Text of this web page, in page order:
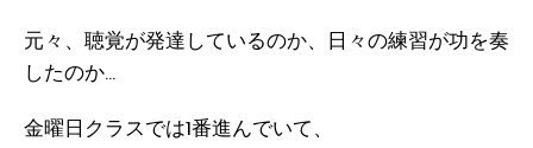
元々、聴覚が発達しているのか、日々の練習が功を奏
したのか…
金曜日クラスでは1番進んでいて、